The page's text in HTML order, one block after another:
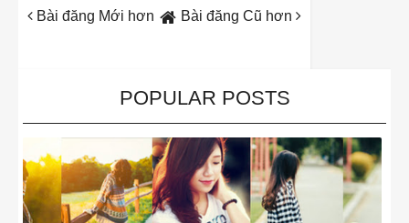
Bài đăng Mới hơn Bài đăng Cũ hơn
POPULAR POSTS